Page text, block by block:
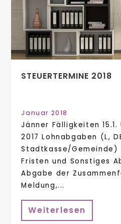
STEUERTERMINE 2018
Januar 2018
Jänner Fälligkeiten
2017 Lohnabgaben (L,
Stadtkasse/Gemeinde)
Fristen und Sonstiges
Abgabe der
Meldung,...
Weiterlesen